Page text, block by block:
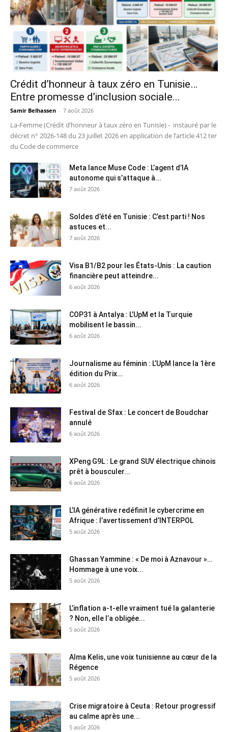
Crédit d’honneur à taux zéro en Tunisie…
Entre promesse d’inclusion sociale...
Samir Belhassen - 7 août 2026
La-Femme (Crédit d’honneur à taux zéro en Tunisie) - instauré par le
décret n° 2026-148 du 23 juillet 2026 en application de l’article 412 ter
du Code de commerce
Meta lance Muse Code : L’agent d’IA
autonome qui s’attaque à...
7 août 2026
Soldes d’été en Tunisie : C’est parti ! Nos
astuces et...
7 août 2026
Visa B1/B2 pour les États-Unis : La caution
financière peut atteindre...
6 août 2026
COP31 à Antalya : L’UpM et la Turquie
mobilisent le bassin...
6 août 2026
Journalisme au féminin : L’UpM lance la 1ère
édition du Prix...
6 août 2026
Festival de Sfax : Le concert de Boudchar
annulé
6 août 2026
XPeng G9L : Le grand SUV électrique chinois
prêt à bousculer...
6 août 2026
L’IA générative redéfinit le cybercrime en
Afrique : l’avertissement d’INTERPOL
5 août 2026
Ghassan Yammine : « De moi à Aznavour »…
Hommage à une voix...
5 août 2026
L’inflation a-t-elle vraiment tué la galanterie
? Non, elle l’a obligée...
5 août 2026
Alma Kelis, une voix tunisienne au cœur de la
Régence
5 août 2026
Crise migratoire à Ceuta : Retour progressif
au calme après une...
5 août 2026